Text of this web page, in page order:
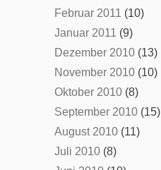
Februar 2011 (10)
Januar 2011 (9)
Dezember 2010(13)
November 2010(10)
Oktober 2010(8)
September 2010(15)
August 2010(11)
Juli 2010(8)